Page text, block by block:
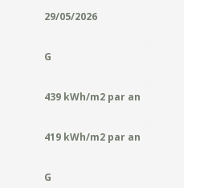
29/05/2026
G
439 kWh/m2 par an
419 kWh/m2 par an
G